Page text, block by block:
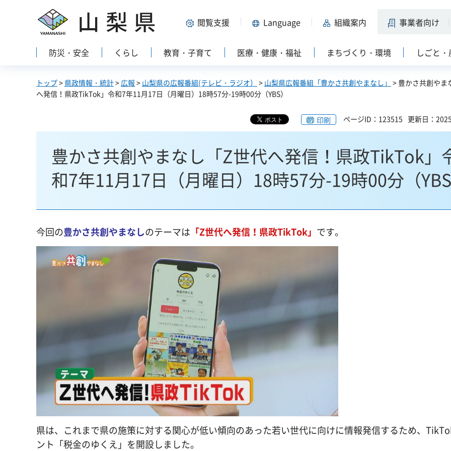
山梨県 閲覧支援 Language 組織案内 事業者向け
防災・安全 くらし 教育・子育て 医療・健康・福祉 まちづくり・環境 しごと
トップ> 県政情報・統計> 広報 > 山梨県の広報番組(テレビ・ラジオ） > 山梨県広報番組「豊かさ共創やまなし」 > 豊かさ共創やま
へ発信！県政TikTok」令和7年11月17日（月曜日）18時57分-19時00分（YBS）
印刷 ページID：123515 更新日：
豊かさ共創やまなし「Z世代へ発信！県政TikTok」
和7年11月17日（月曜日）18時57分-19時00分（
今回の豊かさ共創やまなしのテーマは 「Z世代へ発信！県政TikTok」 です。
県は、これまで県の施策に対する関心が低い傾向のあった若い世代に向けに情報発信するため、
ント「税金のゆくえ」を開設しました。